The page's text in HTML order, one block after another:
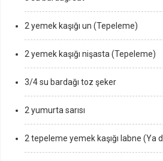
2 yemek kaşığı un (Tepeleme)
2 yemek kaşığı nişasta (Tepeleme)
3/4 su bardağı toz şeker
2 yumurta sarısı
2 tepeleme yemek kaşığı labne (Ya